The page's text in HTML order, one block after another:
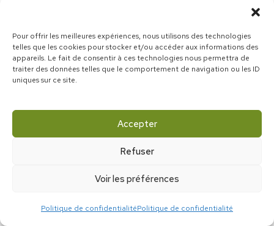
Pour offrir les meilleures expériences, nous utilisons des technologies
telles que les cookies pour stocker et/ou accéder aux informations des
appareils. Le fait de consentir à ces technologies nous permettra de
traiter des données telles que le comportement de navigation ou les ID
uniques sur ce site.
Accepter
Refuser
Voir les préférences
Politique de confidentialitéPolitique de confidentialité